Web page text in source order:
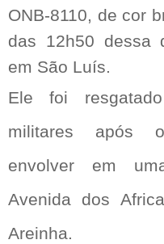
ONB-8110, de cor
das 12h50 dessa
em São Luís.
Ele foi
militares após
envolver em
Avenida dos
Areinha.